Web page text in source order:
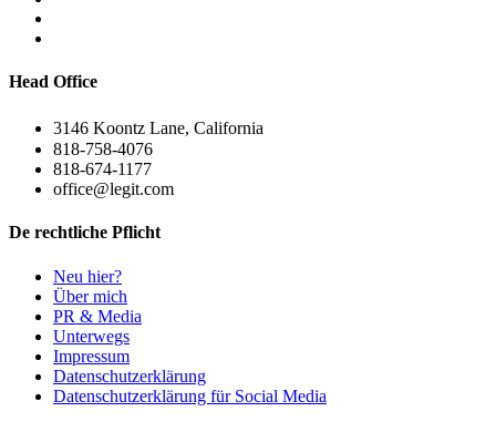
Head Office
3146 Koontz Lane, California
818-758-4076
818-674-1177
office@legit.com
De rechtliche Pflicht
Neu hier?
Über mich
PR & Media
Unterwegs
Impressum
Datenschutzerklärung
Datenschutzerklärung für Social Media